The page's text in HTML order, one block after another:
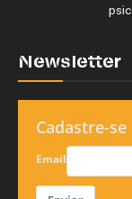
Newsletter
Cadastre-
Email